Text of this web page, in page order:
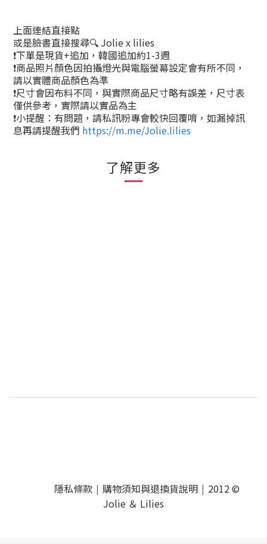
上面連結直接點
或是臉書直接搜尋🔍 Jolie x lilies
❗下單是現貨+追加，韓國追加約1-3週
❗商品照片顏色因拍攝燈光與電腦螢幕設定會有所不同，
請以實體商品顏色為準
❗尺寸會因布料不同，與實際商品尺寸略有誤差，尺寸表
僅供參考，實際請以實品為主
❗小提醒：有問題，請私訊粉專會較快回覆唷，如漏掉訊
息再請提醒我們 https://m.me/Jolie.lilies
了解更多
隱私條款 | 購物須知與退換貨說明| 2012 ©
Jolie ＆ Lilies